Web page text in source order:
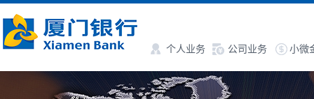
个人业务 公司业务 小微